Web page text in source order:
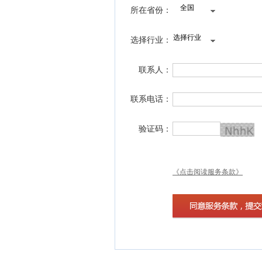
所在省份：
选择行业：
联系人：
联系电话：
验证码：
《点击阅读服务条款》